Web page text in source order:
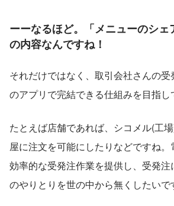
ーーなるほど。「メニューのシェ
の内容なんですね！
それだけではなく、取引会社さんの
のアプリで完結できる仕組みを目指し
たとえば店舗であれば、シコメル(工
屋に注文を可能にしたりなどですね。
効率的な受発注作業を提供し、受発注
のやりとりを世の中から無くしたいで